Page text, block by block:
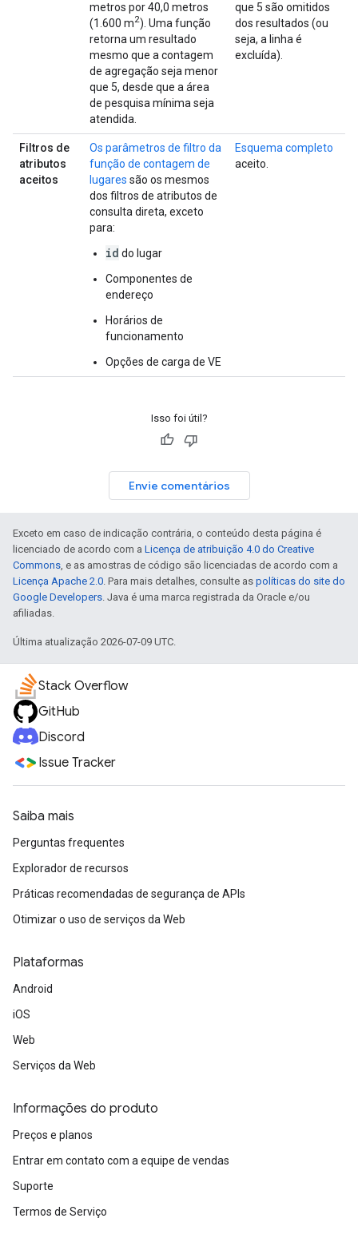
metros por 40,0 metros
(1.600 m2). Uma função
retorna um resultado
mesmo que a contagem
de agregação seja menor
que 5, desde que a área
de pesquisa mínima seja
atendida.
que 5 são omitidos
dos resultados (ou
seja, a linha é
excluída).
Filtros de
atributos
aceitos
Os parâmetros de filtro da
função de contagem de
lugares são os mesmos
dos filtros de atributos de
consulta direta, exceto
para:
id do lugar
Componentes de
endereço
Horários de
funcionamento
Opções de carga de VE
Esquema completo
aceito.
Isso foi útil?
Envie comentários
Exceto em caso de indicação contrária, o conteúdo desta página é
licenciado de acordo com a Licença de atribuição 4.0 do Creative
Commons, e as amostras de código são licenciadas de acordo com a
Licença Apache 2.0. Para mais detalhes, consulte as políticas do site do
Google Developers. Java é uma marca registrada da Oracle e/ou
afiliadas.
Última atualização 2026-07-09 UTC.
Stack Overflow
GitHub
Discord
Issue Tracker
Saiba mais
Perguntas frequentes
Explorador de recursos
Práticas recomendadas de segurança de APIs
Otimizar o uso de serviços da Web
Plataformas
Android
iOS
Web
Serviços da Web
Informações do produto
Preços e planos
Entrar em contato com a equipe de vendas
Suporte
Termos de Serviço